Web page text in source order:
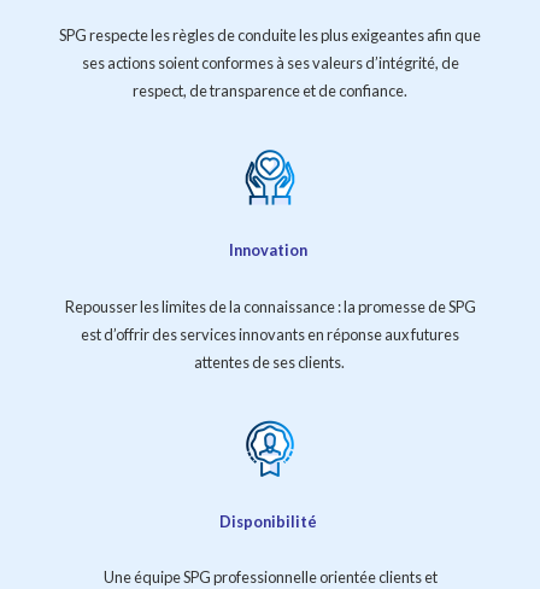
SPG respecte les règles de conduite les plus exigeantes afin que
ses actions soient conformes à ses valeurs d’intégrité, de
respect, de transparence et de confiance.
Innovation
Repousser les limites de la connaissance : la promesse de SPG
est d’offrir des services innovants en réponse aux futures
attentes de ses clients.
Disponibilité
Une équipe SPG professionnelle orientée clients et